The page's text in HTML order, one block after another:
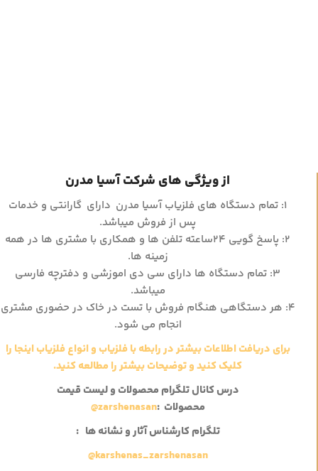
از ویژگی های شرکت آسیا مدرن
۱: تمام دستگاه های فلزیاب آسیا مدرن دارای گارانتی و خدمات
پس از فروش میباشد.
۲: پاسخ گویی ۲۴ساعته تلفن ها و همکاری با مشتری ها در همه
زمینه ها.
۳: تمام دستگاه ها دارای سی دی اموزشی و دفترچه فارسی
میباشد.
۴: هر دستگاهی هنگام فروش با تست در خاک در حضوری مشتری
انجام می شود.
برای دریافت اطلاعات بیشتر در رابطه با فلزیاب و انواع فلزیاب اینجا را
کلیک کنید و توضیحات بیشتر را مطالعه کنید.
درس کانال تلگرام محصولات و لیست قیمت
محصولات :
@zarshenasan
تلگرام کارشناس آثار و نشانه ها :
@karshenas_zarshenasan